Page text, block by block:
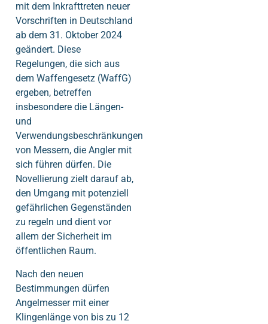
mit dem Inkrafttreten neuer
Vorschriften in Deutschland
ab dem 31. Oktober 2024
geändert. Diese
Regelungen, die sich aus
dem Waffengesetz (WaffG)
ergeben, betreffen
insbesondere die Längen-
und
Verwendungsbeschränkungen
von Messern, die Angler mit
sich führen dürfen. Die
Novellierung zielt darauf ab,
den Umgang mit potenziell
gefährlichen Gegenständen
zu regeln und dient vor
allem der Sicherheit im
öffentlichen Raum.
Nach den neuen
Bestimmungen dürfen
Angelmesser mit einer
Klingenlänge von bis zu 12